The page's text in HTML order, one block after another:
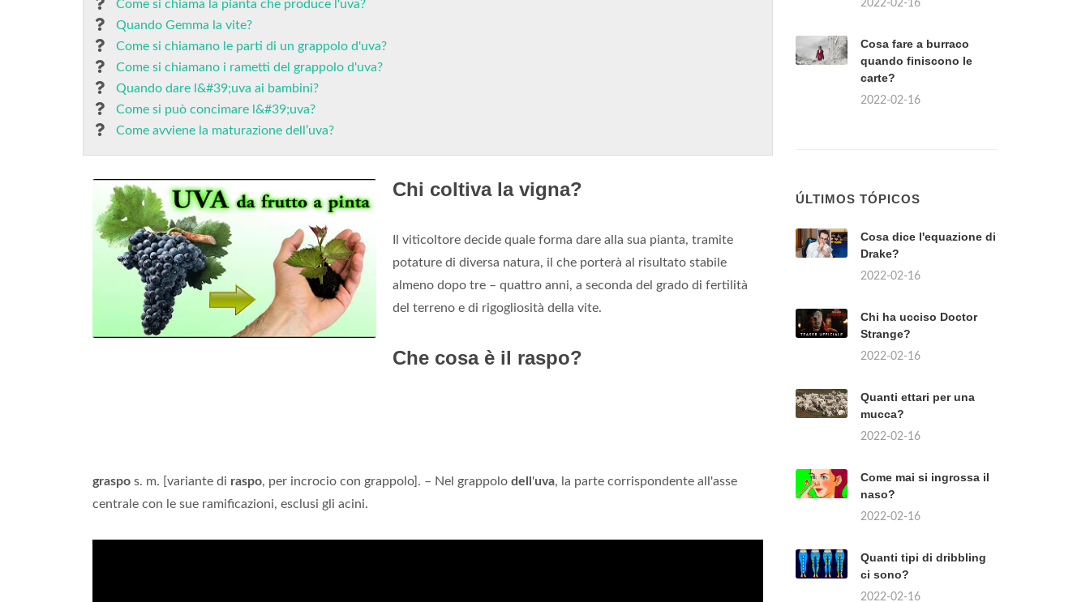
Come si chiama la pianta che produce l'uva?
Quando Gemma la vite?
Come si chiamano le parti di un grappolo d'uva?
Come si chiamano i rametti del grappolo d'uva?
Quando dare l&#39;uva ai bambini?
Come si può concimare l&#39;uva?
Come avviene la maturazione dell’uva?
Chi coltiva la vigna?
Il viticoltore decide quale forma dare alla sua pianta, tramite
potature di diversa natura, il che porterà al risultato stabile
almeno dopo tre – quattro anni, a seconda del grado di fertilità
del terreno e di rigogliosità della vite.
Che cosa è il raspo?
graspo s. m. [variante di raspo, per incrocio con grappolo]. – Nel grappolo dell 'uva, la parte corrispondente all'asse
centrale con le sue ramificazioni, esclusi gli acini.
2022-02-16
Cosa fare a burraco
quando finiscono le
carte?
2022-02-16
ÚLTIMOS TÓPICOS
Cosa dice l'equazione di
Drake?
2022-02-16
Chi ha ucciso Doctor
Strange?
2022-02-16
Quanti ettari per una
mucca?
2022-02-16
Come mai si ingrossa il
naso?
2022-02-16
Quanti tipi di dribbling
ci sono?
2022-02-16